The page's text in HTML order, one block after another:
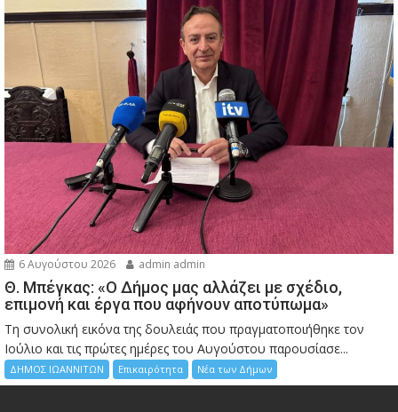
6 Αυγούστου 2026 admin admin
Θ. Μπέγκας: «Ο Δήμος μας αλλάζει με σχέδιο,
επιμονή και έργα που αφήνουν αποτύπωμα»
Τη συνολική εικόνα της δουλειάς που πραγματοποιήθηκε τον
Ιούλιο και τις πρώτες ημέρες του Αυγούστου παρουσίασε...
ΔΗΜΟΣ ΙΩΑΝΝΙΤΩΝ Επικαιρότητα Νέα των Δήμων